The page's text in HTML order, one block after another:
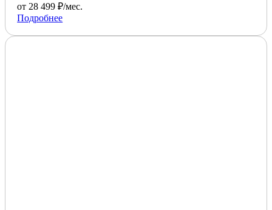
от 28 499 ₽/мес.
Подробнее